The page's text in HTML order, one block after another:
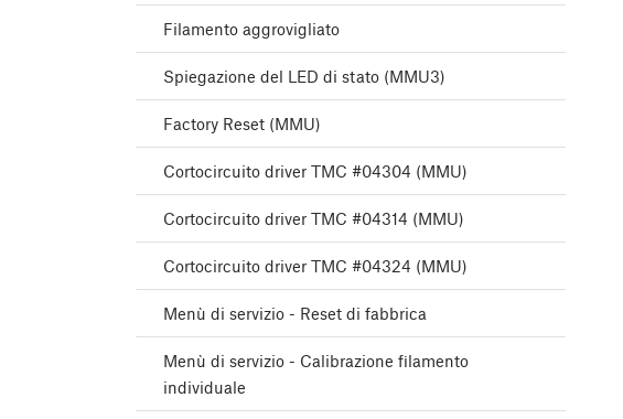
Filamento aggrovigliato
Spiegazione del LED di stato (MMU3)
Factory Reset (MMU)
Cortocircuito driver TMC #04304 (MMU)
Cortocircuito driver TMC #04314 (MMU)
Cortocircuito driver TMC #04324 (MMU)
Menù di servizio - Reset di fabbrica
Menù di servizio - Calibrazione filamento
individuale